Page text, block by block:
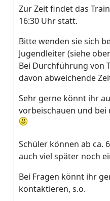
Zur Zeit findet das
16:30 Uhr statt.
Bitte wenden sie sich
Jugendleiter (siehe
Bei Durchführung von
davon abweichende
Sehr gerne könnt ihr
vorbeischauen und
Schüler können ab ca.
auch viel später noch
Bei Fragen könnt ihr
kontaktieren, s.o.